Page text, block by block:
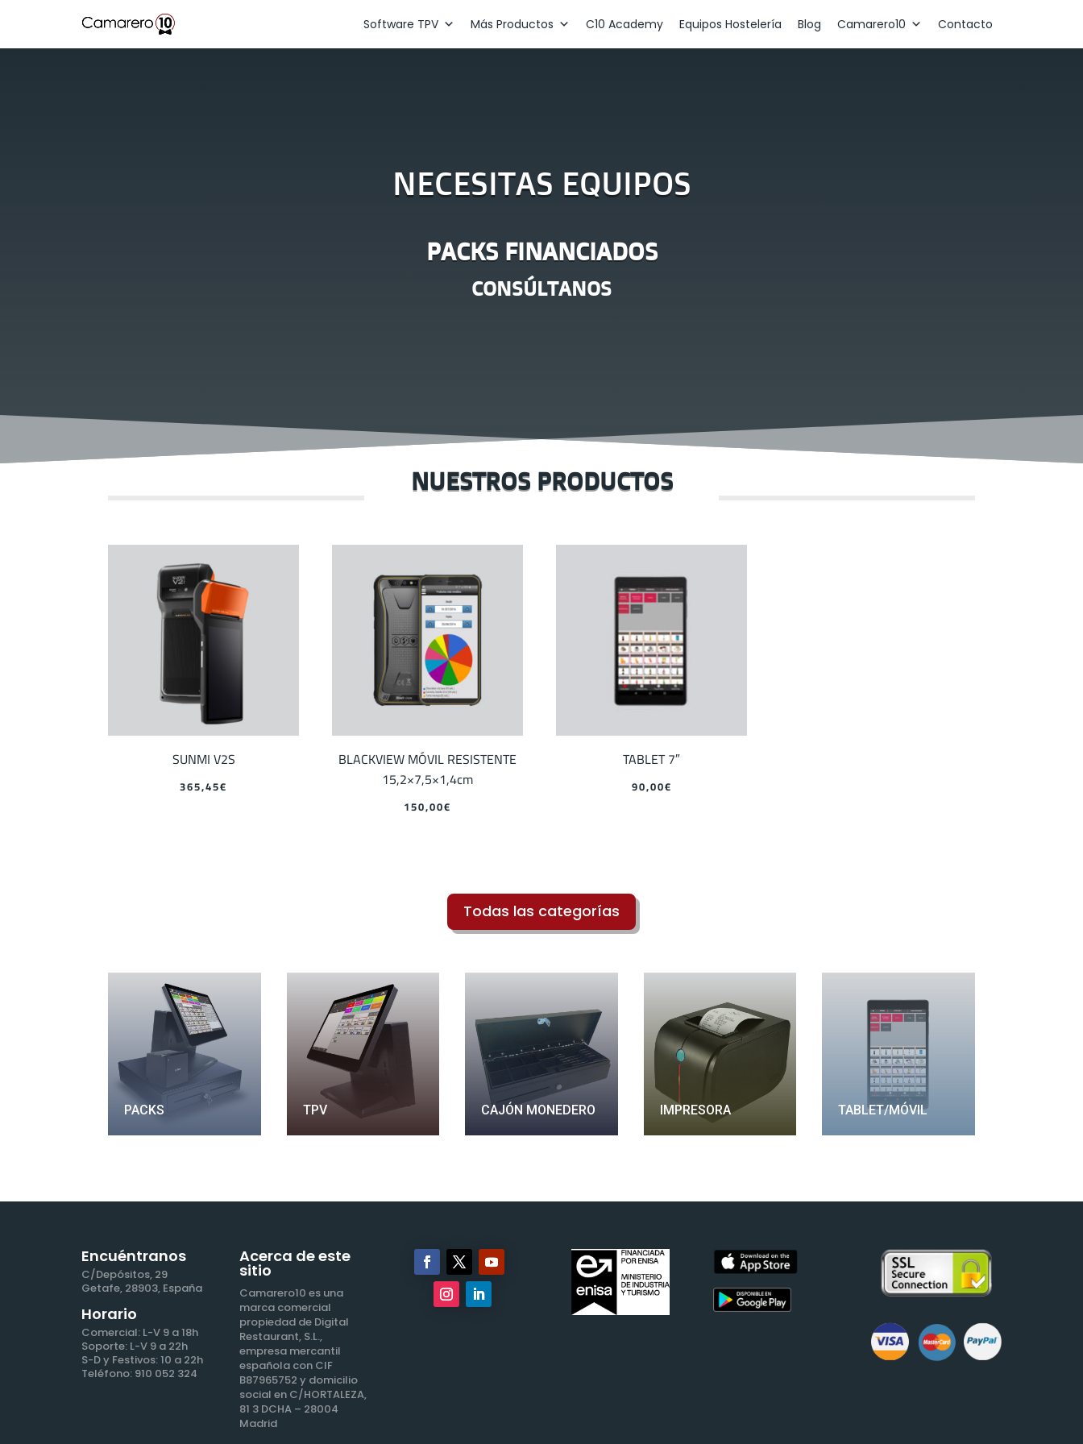
Software TPV Más Productos C10 Academy Equipos Hostelería Blog Camarero10 Contacto
NECESITAS EQUIPOS
PACKS FINANCIADOS
CONSÚLTANOS
NUESTROS PRODUCTOS
SUNMI V2S
365,45€
BLACKVIEW MÓVIL RESISTENTE
15,2×7,5×1,4cm
150,00€
TABLET 7″
90,00€
Todas las categorías
PACKS TPV CAJÓN MONEDERO IMPRESORA TABLET/MÓVIL
Encuéntranos
C/Depósitos, 29
Getafe, 28903, España
Horario
Comercial: L-V 9 a 18h
Soporte: L-V 9 a 22h
S-D y Festivos: 10 a 22h
Teléfono: 910 052 324
Acerca de este
sitio
Camarero10 es una
marca comercial
propiedad de Digital
Restaurant, S.L.,
empresa mercantil
española con CIF
B87965752 y domicilio
social en C/HORTALEZA,
81 3 DCHA – 28004
Madrid